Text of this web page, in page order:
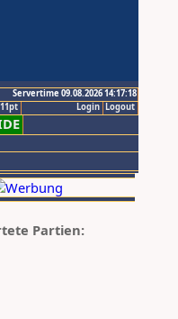
Servertime 09.08.2026 14:17:18
Logout
Login
Partien: